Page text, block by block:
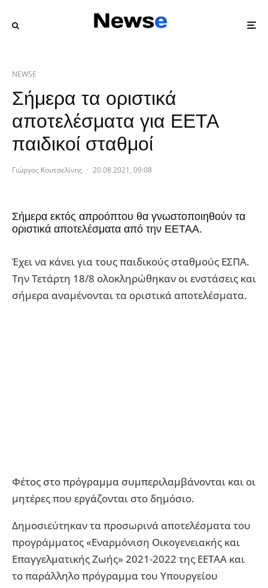
NEWSE
Σήμερα τα οριστικά
αποτελέσματα για ΕΕΤΑ
παιδικοί σταθμοί
Γιώργος Κουτσελίνης · 20.08.2021, 09:08
Σήμερα εκτός απροόπτου θα γνωστοποιηθούν τα
οριστικά αποτελέσματα από την ΕΕΤΑΑ.
Έχει να κάνει για τους παιδικούς σταθμούς ΕΣΠΑ.
Την Τετάρτη 18/8 ολοκληρώθηκαν οι ενστάσεις και
σήμερα αναμένονται τα οριστικά αποτελέσματα.
Φέτος στο πρόγραμμα συμπεριλαμβάνονται και οι
μητέρες που εργάζονται στο δημόσιο.
Δημοσιεύτηκαν τα προσωρινά αποτελέσματα του
προγράμματος «Εναρμόνιση Οικογενειακής και
Επαγγελματικής Ζωής» 2021-2022 της ΕΕΤΑΑ και
το παράλληλο πρόγραμμα του Υπουργείου